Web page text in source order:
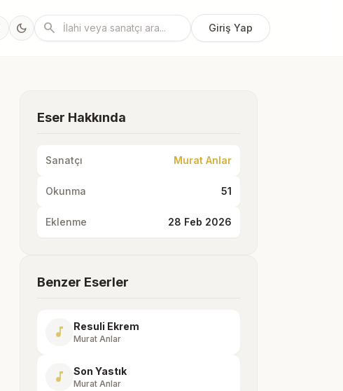
dark_mode search Giriş Yap
Eser Hakkında
Sanatçı Murat Anlar
Okunma 51
Eklenme 28 Feb 2026
Benzer Eserler
music_note Resuli Ekrem
Murat Anlar
music_note Son Yastık
Murat Anlar